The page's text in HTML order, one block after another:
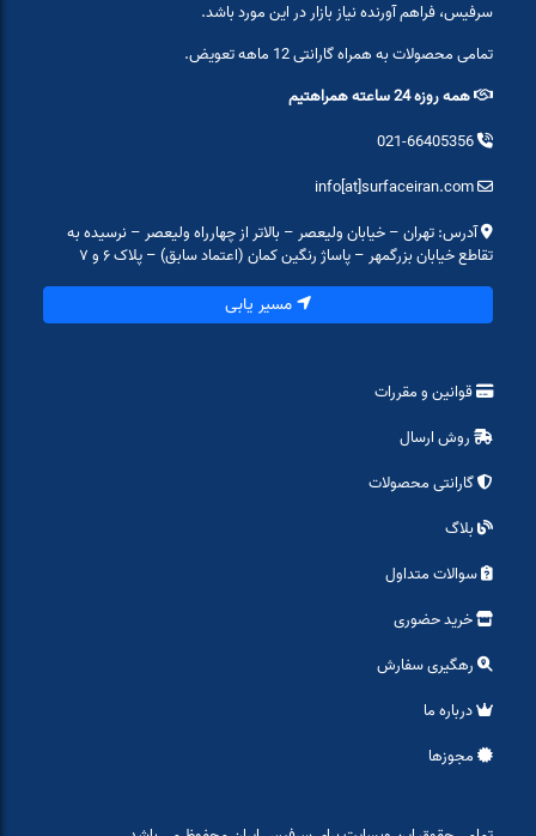
سرفیس، فراهم آورنده نیاز بازار در این مورد باشد.
تمامی محصولات به همراه گارانتی 12 ماهه تعویض.
همه روزه 24 ساعته همراهتیم
021-66405356
آدرس: تهران – خیابان ولیعصر – بالاتر از چهارراه ولیعصر – نرسیده به
تقاطع خیابان بزرگمهر – پاساژ رنگین کمان (اعتماد سابق) – پلاک ۶ و ۷
مسیر یابی
قوانین و مقررات
روش ارسال
گارانتی محصولات
بلاگ
سوالات متداول
خرید حضوری
رهگیری سفارش
درباره ما
مجوزها